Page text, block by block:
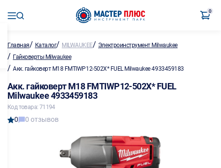
0
Главная/ Каталог/ MILWAUKEE/ Электроинструмент Milwaukee
/ Гайковерты Milwaukee
/ Акк. гайковерт M18 FMTIWP12-502X* FUEL Milwaukee 4933459183
Акк. гайковерт M18 FMTIWP12-502X* FUEL
Milwaukee 4933459183
Код товара: 71194
0 0 отзывов